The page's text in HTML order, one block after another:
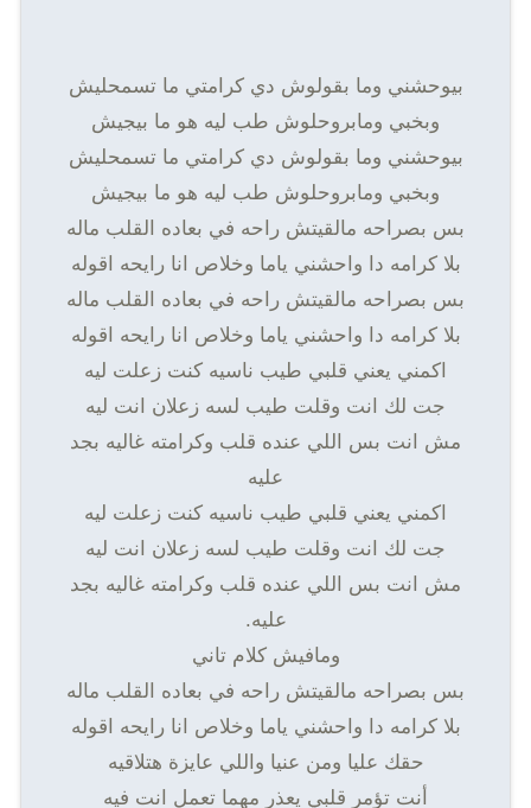
بيوحشني وما بقولوش دي كرامتي ما تسمحليش
وبخبي ومابروحلوش طب ليه هو ما بيجيش
بيوحشني وما بقولوش دي كرامتي ما تسمحليش
وبخبي ومابروحلوش طب ليه هو ما بيجيش
بس بصراحه مالقيتش راحه في بعاده القلب ماله
بلا كرامه دا واحشني ياما وخلاص انا رايحه اقوله
بس بصراحه مالقيتش راحه في بعاده القلب ماله
بلا كرامه دا واحشني ياما وخلاص انا رايحه اقوله
اكمني يعني قلبي طيب ناسيه كنت زعلت ليه
جت لك انت وقلت طيب لسه زعلان انت ليه
مش انت بس اللي عنده قلب وكرامته غاليه بجد
عليه
اكمني يعني قلبي طيب ناسيه كنت زعلت ليه
جت لك انت وقلت طيب لسه زعلان انت ليه
مش انت بس اللي عنده قلب وكرامته غاليه بجد
عليه.
ومافيش كلام تاني
بس بصراحه مالقيتش راحه في بعاده القلب ماله
بلا كرامه دا واحشني ياما وخلاص انا رايحه اقوله
حقك عليا ومن عنيا واللي عايزة هتلاقيه
أنت تؤمر قلبي يعذر مهما تعمل انت فيه